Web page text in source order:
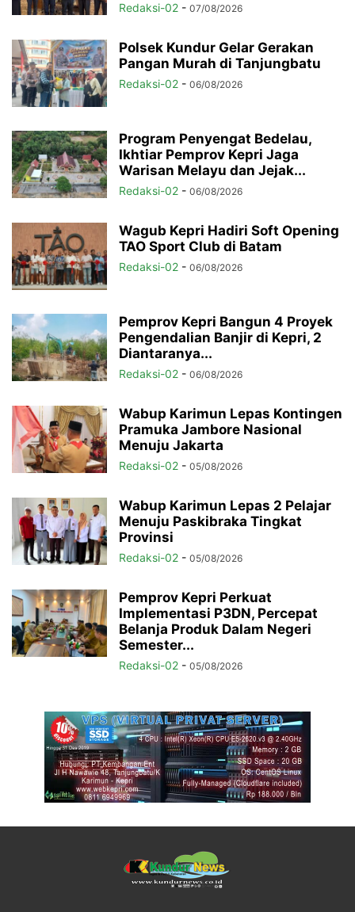
Redaksi-02 - 07/08/2026
Polsek Kundur Gelar Gerakan
Pangan Murah di Tanjungbatu
Redaksi-02 - 06/08/2026
Program Penyengat Bedelau,
Ikhtiar Pemprov Kepri Jaga
Warisan Melayu dan Jejak...
Redaksi-02 - 06/08/2026
Wagub Kepri Hadiri Soft Opening
TAO Sport Club di Batam
Redaksi-02 - 06/08/2026
Pemprov Kepri Bangun 4 Proyek
Pengendalian Banjir di Kepri, 2
Diantaranya...
Redaksi-02 - 06/08/2026
Wabup Karimun Lepas Kontingen
Pramuka Jambore Nasional
Menuju Jakarta
Redaksi-02 - 05/08/2026
Wabup Karimun Lepas 2 Pelajar
Menuju Paskibraka Tingkat
Provinsi
Redaksi-02 - 05/08/2026
Pemprov Kepri Perkuat
Implementasi P3DN, Percepat
Belanja Produk Dalam Negeri
Semester...
Redaksi-02 - 05/08/2026